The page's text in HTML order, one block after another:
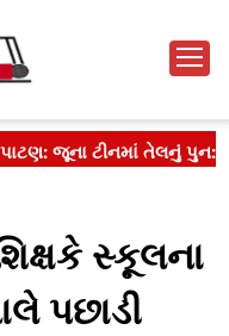
સ્કૂલના
પછાડી